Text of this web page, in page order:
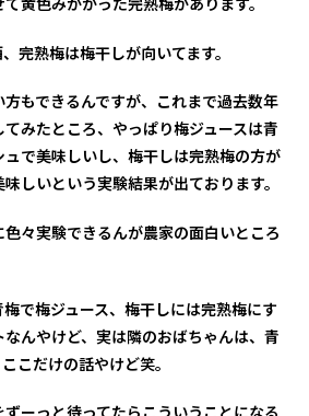
黄色みがかった完熟梅があります。
完熟梅は梅干しが向いてます。
もできるんですが、これまで過去数年
みたところ、やっぱり梅ジュースは青
で美味しいし、梅干しは完熟梅の方が
しいという実験結果が出ております。
々実験できるんが農家の面白いところ
で梅ジュース、梅干しには完熟梅にす
んやけど、実は隣のおばちゃんは、青
こだけの話やけど笑。